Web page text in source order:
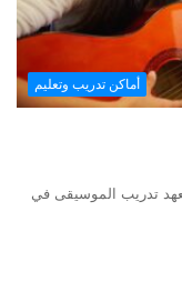
أماكن تدريب وتعليم
تدريب الموسيقى في